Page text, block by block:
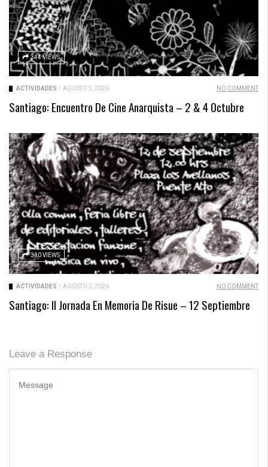
344 VIEWS
ACTIVIDADES / AGOSTO 5, 2026 NO COMMENT
Santiago: Encuentro De Cine Anarquista – 2 & 4 Octubre
310 VIEWS
ACTIVIDADES / AGOSTO 3, 2026 NO COMMENT
Santiago: II Jornada En Memoria De Risue – 12 Septiembre
Leave a Response